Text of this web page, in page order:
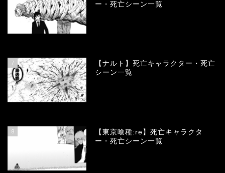
ー・死亡シーン一覧
7
【ナルト】死亡キャラクター・死亡
シーン一覧
8
【東京喰種:re】死亡キャラクタ
ー・死亡シーン一覧